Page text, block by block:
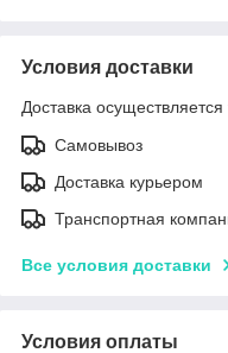
Условия доставки
Доставка
Самовывоз
Доставка курьером
Транспортная
Все условия доставки
Условия оплаты